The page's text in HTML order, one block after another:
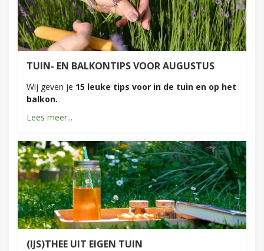
TUIN- EN BALKONTIPS VOOR AUGUSTUS
Wij geven je 15 leuke tips voor in de tuin en op het
balkon.
Lees meer...
(IJS)THEE UIT EIGEN TUIN